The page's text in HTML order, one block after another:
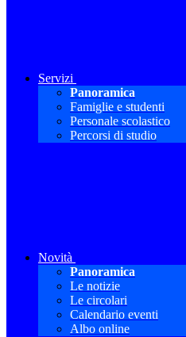
Servizi
Panoramica
Famiglie e studenti
Personale scolastico
Percorsi di studio
Novità
Panoramica
Le notizie
Le circolari
Calendario eventi
Albo online